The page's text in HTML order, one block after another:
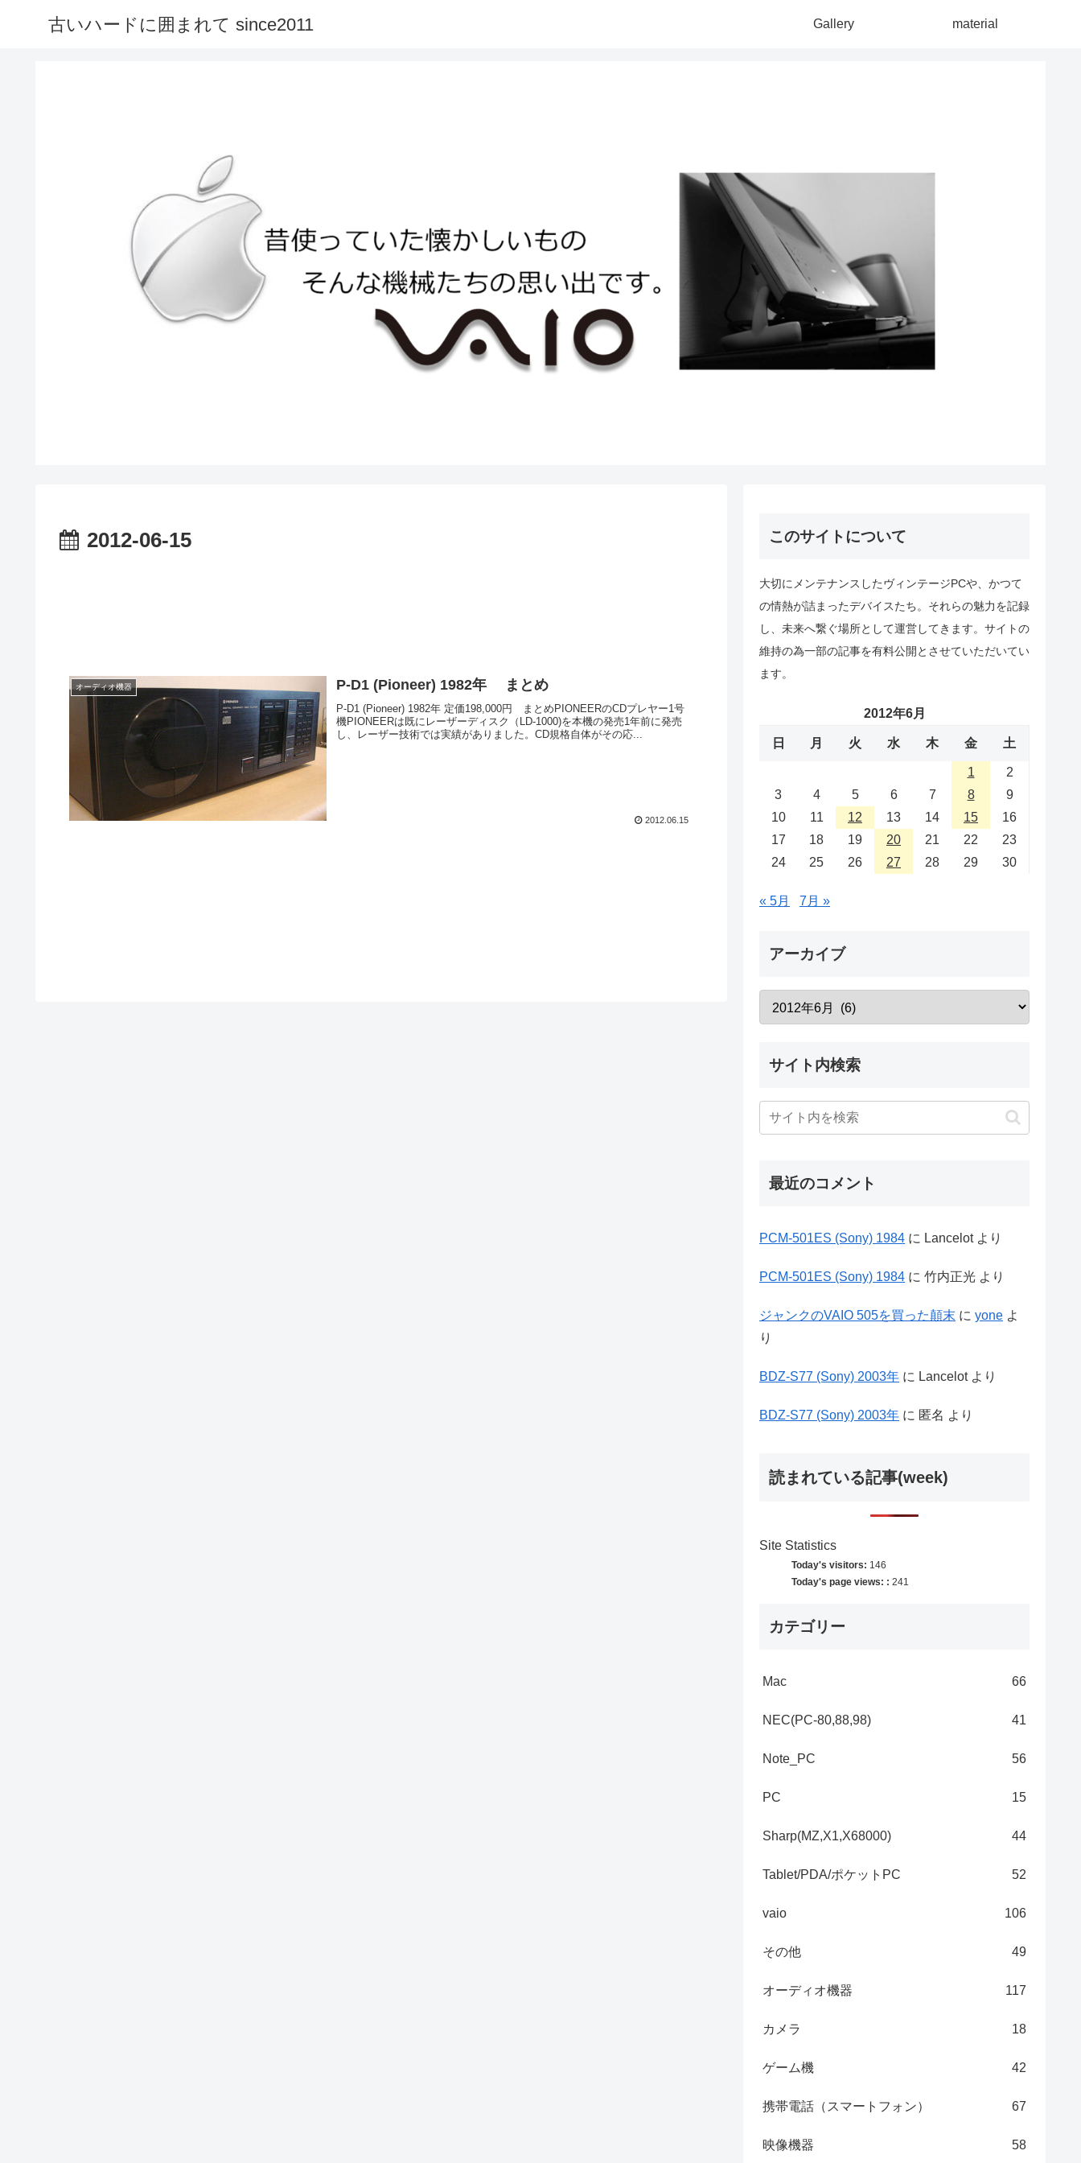
古いハードに囲まれて since2011 Gallery material
2012-06-15
オーディオ機器 P-D1 (Pioneer) 1982年 まとめ
P-D1 (Pioneer) 1982年 定価198,000円 まとめPIONEERのCDプレヤー1号
機PIONEERは既にレーザーディスク（LD-1000)を本機の発売1年前に発売
し、レーザー技術では実績がありました。CD規格自体がその応...
2012.06.15
このサイトについて
大切にメンテナンスしたヴィンテージPCや、かつて
の情熱が詰まったデバイスたち。それらの魅力を記録
し、未来へ繋ぐ場所として運営してきます。サイトの
維持の為一部の記事を有料公開とさせていただいてい
ます。
2012年6月
日 月 火 水 木 金 土
1
2
3
4 5 6 7 8
9
10
11 12 13 14 15
16
17
18 19 20 21 22
23
24
25 26 27 28 29 30
« 5月 7月 »
アーカイブ
サイト内検索
最近のコメント
PCM-501ES (Sony) 1984 に Lancelotより
PCM-501ES (Sony) 1984 に 竹内正光 より
ジャンクのVAIO 505を買った顛末 に yone よ
り
BDZ-S77 (Sony) 2003年 に Lancelotより
BDZ-S77 (Sony) 2003年 に 匿名 より
読まれている記事(week)
Site Statistics
Today's visitors: 146
Today's page views: : 241
カテゴリー
Mac 66
NEC(PC-80,88,98) 41
Note_PC 56
PC 15
Sharp(MZ,X1,X68000) 44
Tablet/PDA/ポケットPC 52
vaio 106
その他 49
オーディオ機器 117
カメラ 18
ゲーム機 42
携帯電話（スマートフォン） 67
映像機器 58